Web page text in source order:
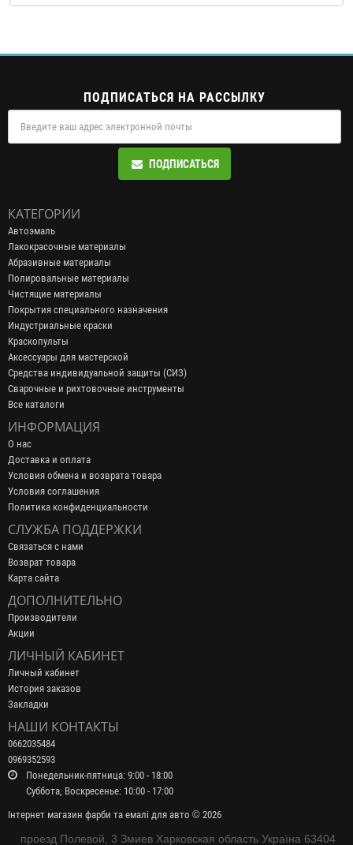
ПОДПИСАТЬСЯ НА РАССЫЛКУ
ПОДПИСАТЬСЯ
КАТЕГОРИИ
Автоэмаль
Лакокрасочные материалы
Абразивные материалы
Полировальные материалы
Чистящие материалы
Покрытия специального назначения
Индустриальные краски
Краскопульты
Аксессуары для мастерской
Средства индивидуальной защиты (СИЗ)
Сварочные и рихтовочные инструменты
Все каталоги
ИНФОРМАЦИЯ
О нас
Доставка и оплата
Условия обмена и возврата товара
Условия соглашения
Политика конфиденциальности
СЛУЖБА ПОДДЕРЖКИ
Связаться с нами
Возврат товара
Карта сайта
ДОПОЛНИТЕЛЬНО
Производители
Акции
ЛИЧНЫЙ КАБИНЕТ
Личный кабинет
История заказов
Закладки
НАШИ КОНТАКТЫ
0662035484
0969352593
Понедельник-пятница: 9:00 - 18:00
Суббота, Воскресенье: 10:00 - 17:00
Інтернет магазин фарби та емалі для авто © 2026
проезд Полевой, 3 Змиев Харковская область Україна 63404